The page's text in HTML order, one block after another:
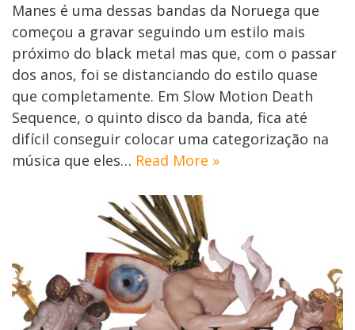
Manes é uma dessas bandas da Noruega que
começou a gravar seguindo um estilo mais
próximo do black metal mas que, com o passar
dos anos, foi se distanciando do estilo quase
que completamente. Em Slow Motion Death
Sequence, o quinto disco da banda, fica até
difícil conseguir colocar uma categorização na
música que eles… Read More »